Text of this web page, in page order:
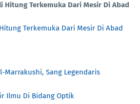
Hitung Terkemuka Dari Mesir Di Abad
Terkemuka Dari Mesir Di Abad
Marrakushi, Sang Legendaris
Ilmu Di Bidang Optik